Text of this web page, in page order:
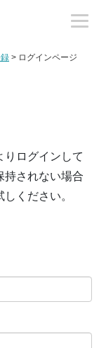
> ログインページ
りログインして
持されない場合
ください。